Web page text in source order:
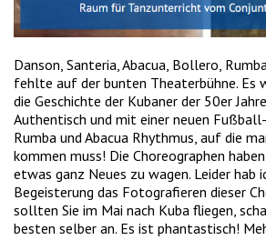
Danson, Santeria, Abacua, Bollero,
fehlte auf der bunten Theaterbühne. Es
die Geschichte der Kubaner der 50er
Authentisch und mit einer neuen
Rumba und Abacua Rhythmus, auf die
kommen muss! Die Choreographen
etwas ganz Neues zu wagen. Leider hab
Begeisterung das Fotografieren dieser
sollten Sie im Mai nach Kuba fliegen,
besten selber an. Es ist phantastisch!